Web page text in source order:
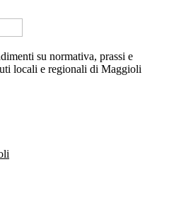
su normativa, prassi e
locali e regionali di Maggioli